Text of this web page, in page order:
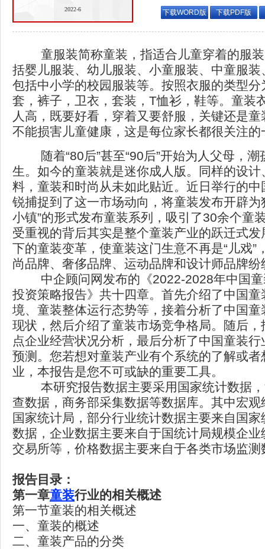
2022-6 下载WORD版 下载PDF版
童服装简称童装，指适合儿童穿着的服装
括婴儿服装、幼儿服装、小童服装、中童服
包括中小学的校园服装等。按照衣服的类型
套，裤子，卫衣，套装，T恤衫，鞋等。童装
人高，既要好看，穿着又要舒服，关键还是
不能损害儿童健康，这是每位家长都很关注的
随着“80后”甚至“90后”开始为人父母，潮
生。如今的童装就是迷你成人版。同样的设
料，童装和时尚从未如此贴近。近日举行的
锐捕捉到了这一市场动向，将童装发布开辟为
小镇”的形式发布童装系列，吸引了30余个童
受重视的背后其实是整个童装产业的跃迁式
下的童装变革，使童装这门生意不再是“儿戏”
尚品牌、奢侈品牌、运动品牌和设计师品牌
中企顾问网发布的《2022-2028年中国童
投资策略报告》共十四章。首先介绍了中国
境、童装整体运行态势等，接着分析了中国
现状，然后介绍了童装市场竞争格局。随后
点企业经营状况分析，最后分析了中国童装
预测。您若想对童装产业有个系统的了解或
业，本报告是您不可或缺的重要工具。
本研究报告数据主要采用国家统计数据，
查数据，商务部采集数据等数据库。其中宏
国家统计局，部分行业统计数据主要来自国
数据，企业数据主要来自于国统计局规模企
交易所等，价格数据主要来自于各类市场监测
报告目录：
第一章童装行业的相关概述
第一节童装的相关概述
一、童装的概述
二、童装产品的分类